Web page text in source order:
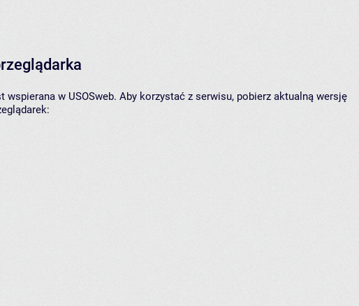
wspierana w USOSweb. Aby korzystać z serwisu, pobierz aktualną wersję